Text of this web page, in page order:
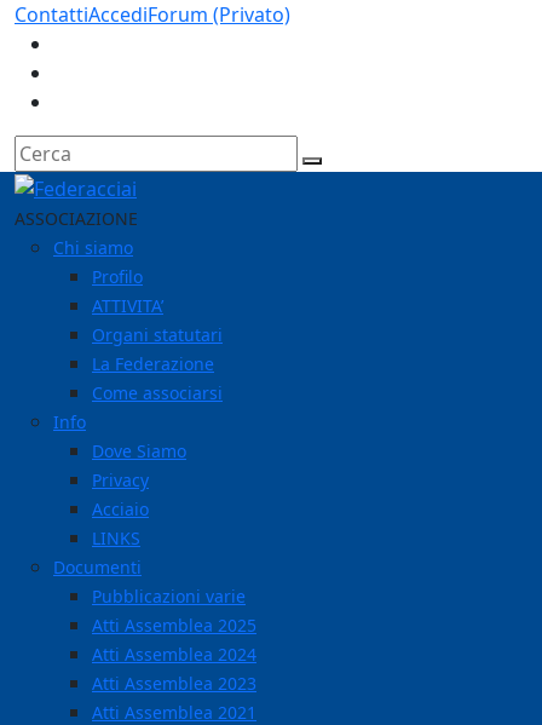
ContattiAccediForum (Privato)
ASSOCIAZIONE
Chi siamo
Profilo
ATTIVITA’
Organi statutari
La Federazione
Come associarsi
Info
Dove Siamo
Privacy
Acciaio
LINKS
Documenti
Pubblicazioni varie
Atti Assemblea 2025
Atti Assemblea 2024
Atti Assemblea 2023
Atti Assemblea 2021